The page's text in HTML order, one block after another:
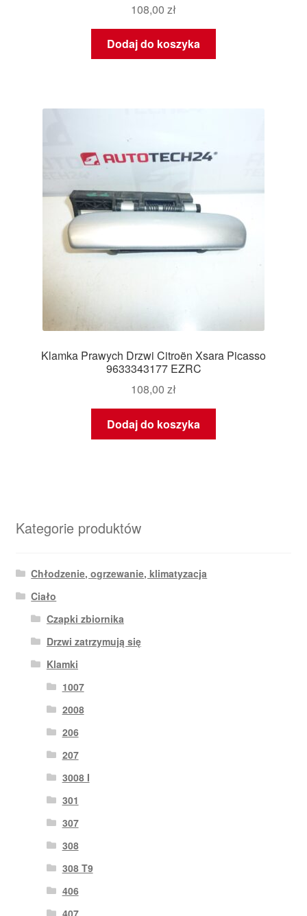
108,00 zł
Dodaj do koszyka
Klamka Prawych Drzwi Citroën Xsara Picasso
9633343177 EZRC
108,00 zł
Dodaj do koszyka
Kategorie produktów
Chłodzenie, ogrzewanie, klimatyzacja
Ciało
Czapki zbiornika
Drzwi zatrzymują się
Klamki
1007
2008
206
207
3008 I
301
307
308
308 T9
406